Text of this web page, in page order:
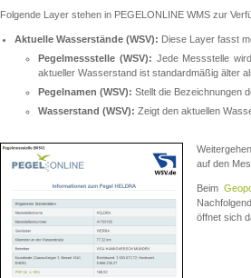
Folgende Layer stehen in PEGELONLINE WMS zur
Aktuelle Wasserstände (WSV): Diese Layer fasst
Pegelmessstelle (WSV): Jede Messstelle
aktueller Wasserstand ist standardmäßig älter
Pegelnamen (WSV): Stellt die Bezeichnungen
Wasserstand (WSV): Zeigt den aktuellen
auf den
Beim
öffnet sich